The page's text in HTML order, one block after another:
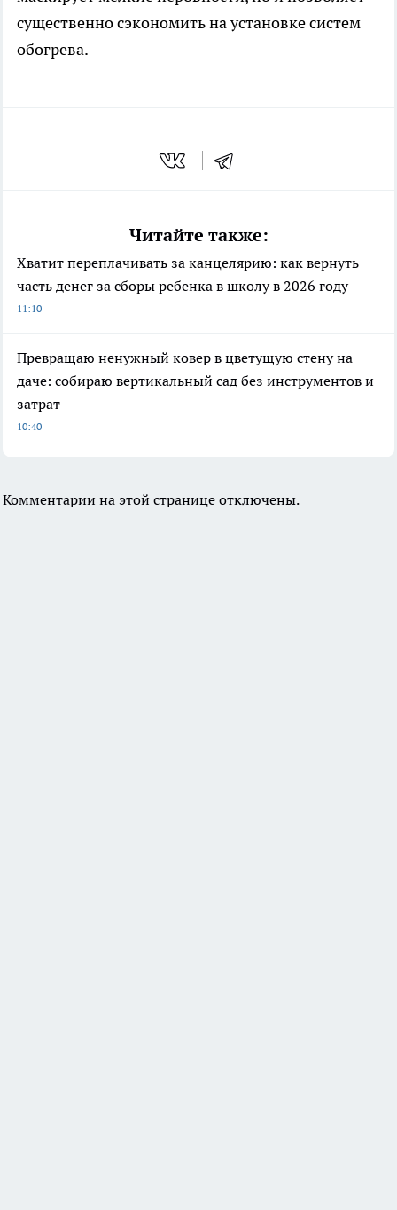
существенно сэкономить на установке систем
обогрева.
Читайте также:
Хватит переплачивать за канцелярию: как вернуть
часть денег за сборы ребенка в школу в 2026 году
11:10
Превращаю ненужный ковер в цветущую стену на
даче: собираю вертикальный сад без инструментов и
затрат
10:40
Комментарии на этой странице отключены.